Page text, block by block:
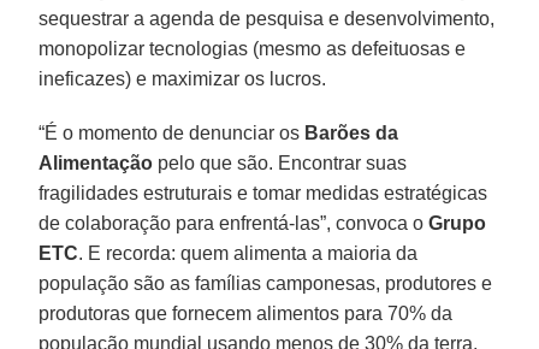
sequestrar a agenda de pesquisa e desenvolvimento,
monopolizar tecnologias (mesmo as defeituosas e
ineficazes) e maximizar os lucros.
“É o momento de denunciar os Barões da
Alimentação pelo que são. Encontrar suas
fragilidades estruturais e tomar medidas estratégicas
de colaboração para enfrentá-las”, convoca oGrupo
ETC. E recorda: quem alimenta a maioria da
população são as famílias camponesas, produtores e
produtoras que fornecem alimentos para 70% da
população mundial usando menos de 30% da terra,